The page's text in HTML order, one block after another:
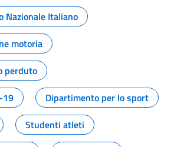
Nazionale Italiano
motoria
perduto
19
Dipartimento per lo sport
Studenti atleti